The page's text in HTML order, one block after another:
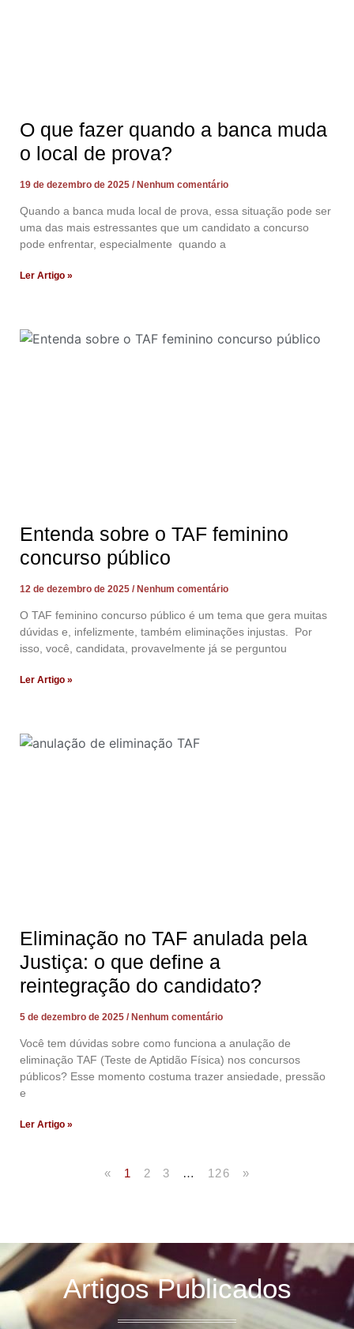
O que fazer quando a banca muda
o local de prova?
19 de dezembro de 2025 Nenhum comentário
Quando a banca muda local de prova, essa situação pode ser
uma das mais estressantes que um candidato a concurso
pode enfrentar, especialmente quando a
Ler Artigo »
Entenda sobre o TAF feminino
concurso público
12 de dezembro de 2025 Nenhum comentário
O TAF feminino concurso público é um tema que gera muitas
dúvidas e, infelizmente, também eliminações injustas. Por
isso, você, candidata, provavelmente já se perguntou
Ler Artigo »
Eliminação no TAF anulada pela
Justiça: o que define a
reintegração do candidato?
5 de dezembro de 2025 Nenhum comentário
Você tem dúvidas sobre como funciona a anulação de
eliminação TAF (Teste de Aptidão Física) nos concursos
públicos? Esse momento costuma trazer ansiedade, pressão
e
Ler Artigo »
« 1 2 3 … 126 »
Artigos Publicados